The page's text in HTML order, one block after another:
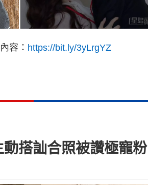
容： https://bit.ly/3yLrgYZ
搭訕合照被讚極寵